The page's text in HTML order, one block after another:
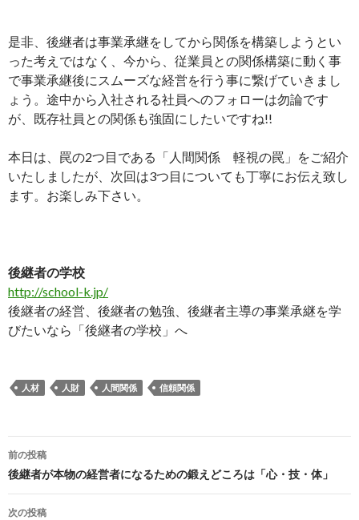
是非、後継者は事業承継をしてから関係を構築しようとい
った考えではなく、今から、従業員との関係構築に動く事
で事業承継後にスムーズな経営を行う事に繋げていきまし
ょう。途中から入社される社員へのフォローは勿論です
が、既存社員との関係も強固にしたいですね!!
本日は、罠の2つ目である「人間関係 軽視の罠」をご紹介
いたしましたが、次回は3つ目についても丁寧にお伝え致し
ます。お楽しみ下さい。
後継者の学校
http://school-k.jp/
後継者の経営、後継者の勉強、後継者主導の事業承継を学
びたいなら「後継者の学校」へ
人材 人財 人間関係 信頼関係
投
稿
前の投稿
後継者が本物の経営者になるための鍛えどころは「心・技・体」
次の投稿